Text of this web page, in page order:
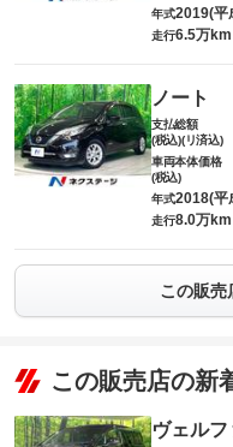
年式2019(平
走行6.5万km
ノート
支払総額
(税込)(リ済込)
車両本体価格
(税込)
年式2018(平
走行8.0万km
この販売
この販売店の新
ヴェル